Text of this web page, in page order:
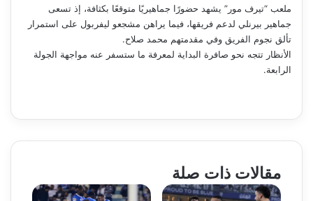
ملعب “تيرف مور” يشهد حضورًا جماهيريًا متوقعًا بكثافة، إذ تسعى
جماهير بيرنلي لدعم فريقها، فيما يراهن مشجعو ليفربول على استمرار
تألق نجوم الفريق وفي مقدمتهم محمد صلاح.
الأنظار تتجه نحو صافرة البداية لمعرفة ما ستسفر عنه مواجهة الجولة
الرابعة.
مقالات ذات صلة